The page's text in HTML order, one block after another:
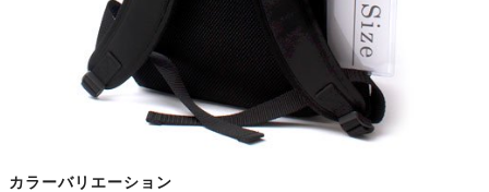
カラーバリエーション